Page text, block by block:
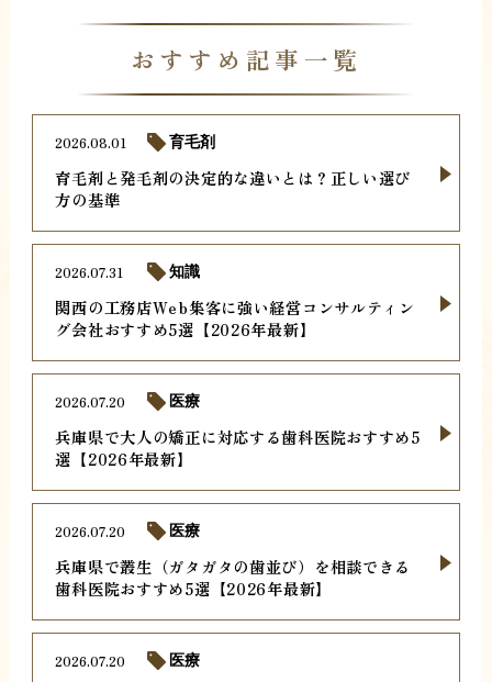
おすすめ記事一覧
育毛剤と発毛剤の決定的な違いとは？正しい選び
方の基準
2026.08.01 育毛剤
関西の工務店Web集客に強い経営コンサルティン
グ会社おすすめ5選【2026年最新】
2026.07.31 知識
兵庫県で大人の矯正に対応する歯科医院おすすめ5
選【2026年最新】
2026.07.20 医療
兵庫県で叢生（ガタガタの歯並び）を相談できる
歯科医院おすすめ5選【2026年最新】
2026.07.20 医療
2026.07.20 医療